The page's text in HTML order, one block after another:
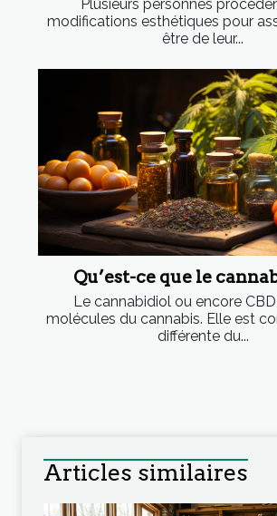
Plusieurs personnes
modifications esthétiques pour
être de leur...
Qu’est-ce que le
Le cannabidiol ou encore
molécules du cannabis. Elle est
différente du...
Articles similaires